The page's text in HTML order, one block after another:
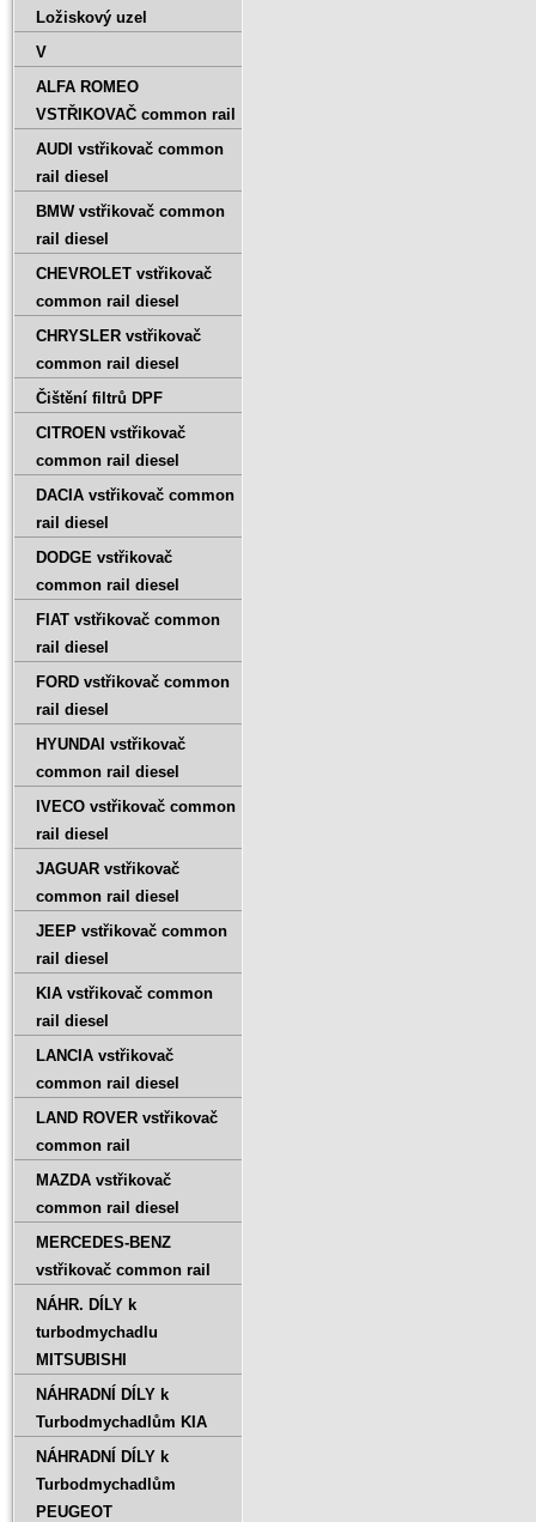
Ložiskový uzel
V
ALFA ROMEO
VSTŘIKOVAČ common rail
AUDI vstřikovač common
rail diesel
BMW vstřikovač common
rail diesel
CHEVROLET vstřikovač
common rail diesel
CHRYSLER vstřikovač
common rail diesel
Čištění filtrů DPF
CITROEN vstřikovač
common rail diesel
DACIA vstřikovač common
rail diesel
DODGE vstřikovač
common rail diesel
FIAT vstřikovač common
rail diesel
FORD vstřikovač common
rail diesel
HYUNDAI vstřikovač
common rail diesel
IVECO vstřikovač common
rail diesel
JAGUAR vstřikovač
common rail diesel
JEEP vstřikovač common
rail diesel
KIA vstřikovač common
rail diesel
LANCIA vstřikovač
common rail diesel
LAND ROVER vstřikovač
common rail
MAZDA vstřikovač
common rail diesel
MERCEDES-BENZ
vstřikovač common rail
NÁHR. DÍLY k
turbodmychadlu
MITSUBISHI
NÁHRADNÍ DÍLY k
Turbodmychadlům KIA
NÁHRADNÍ DÍLY k
Turbodmychadlům
PEUGEOT